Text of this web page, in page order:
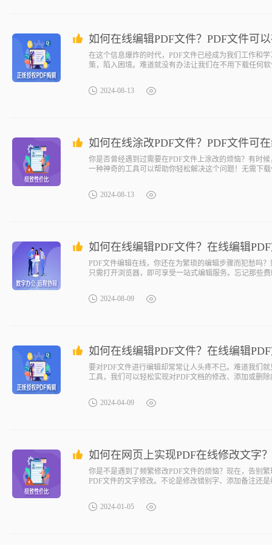
如何在线编辑PDF文件？PDF文件可
在这个信息爆炸的时代，PDF文件已经成为我们工作和
策，陷入困境。难道就没有办法让我们在不用下载任何
编辑之旅吧！pdf文件在线编辑福昕云编辑是福昕软件旗
2024-08-13
如何在线涂改PDF文件？PDF文件可
你是否曾经遇到过需要在PDF文件上涂改的烦恼？有时
一种神奇的工具可以帮助你轻松解决这个问题！无需下
昕云编辑是福昕软件旗下的一款在线PDF编辑工具，
2024-08-13
如何在线编辑PDF文件？在线编辑
PDF文件编辑在线，你还在为繁琐的编辑步骤而犯愁吗
只需打开浏览器，即可享受一站式编辑服务。忘记那些
pdf文件编辑在线福昕云编辑是福昕软件旗下的在线PDF
2024-08-09
如何在线编辑PDF文件？在线编辑
要对PDF文件进行编辑却常常让人头疼不已。难道我们
工具，我们可以轻松实现对PDF文档的修改、添加或删
2024-04-09
如何在网页上实现PDF在线修改文字
你是不是遇到了频繁修改PDF文件的烦恼？现在，告别
PDF文件的文字修改。不论是修改错别字、添加备注还
2024-01-05